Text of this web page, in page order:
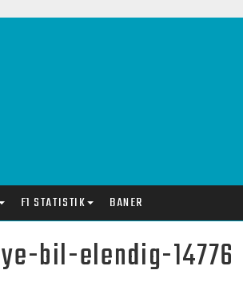
F1 STATISTIK BANER
bil-elendig-14776